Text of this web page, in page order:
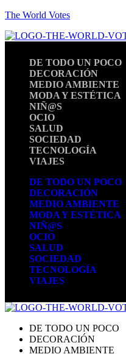
The World Votes
DE TODO UN POCO
DECORACIÓN
MEDIO AMBIENTE
MODA Y ESTÉTICA
NIÑ@S
OCIO
SALUD
SOCIEDAD
TECNOLOGÍA
VIAJES
DE TODO UN POCO
DECORACIÓN
MEDIO AMBIENTE
MODA Y ESTÉTICA
NIÑ@S
OCIO
SALUD
SOCIEDAD
TECNOLOGÍA
VIAJES
DE TODO UN POCO
DECORACIÓN
MEDIO AMBIENTE